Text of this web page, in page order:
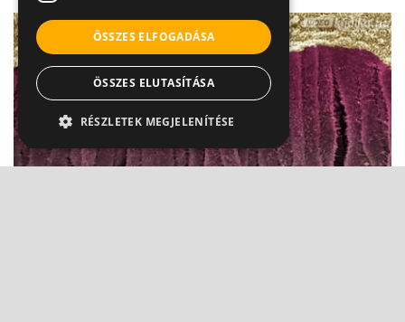
ÖSSZES ELFOGADÁSA
ÖSSZES ELUTASÍTÁSA
RÉSZLETEK MEGJELENÍTÉSE